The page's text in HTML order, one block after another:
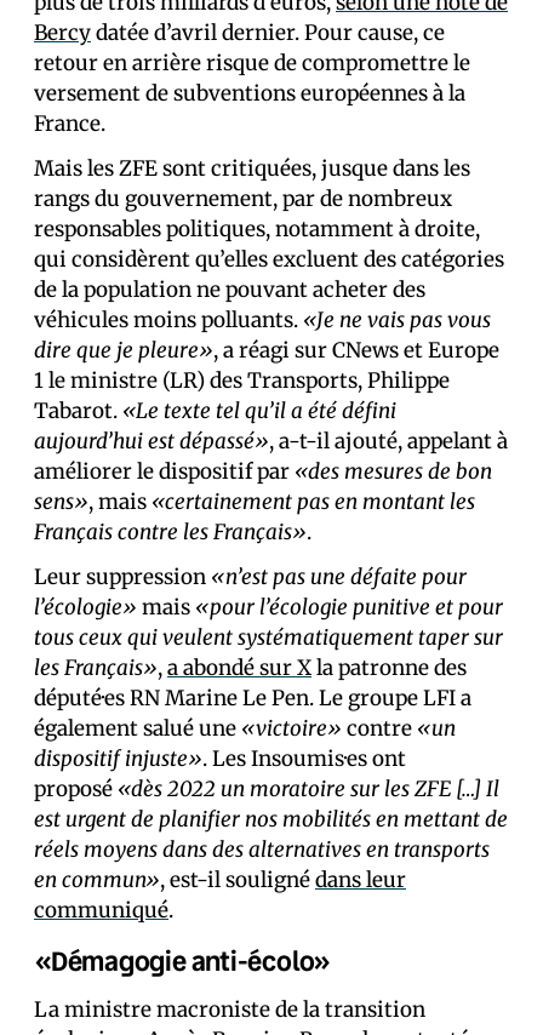
Bercydatée d’avril dernier. Pour cause, ce
retour en arrière risque de compromettre le
versement de subventions européennes à la
France.
Mais les ZFE sont critiquées, jusque dans les
rangs du gouvernement, par de nombreux
responsables politiques, notamment à droite,
qui considèrent qu’elles excluent des catégories
de la population ne pouvant acheter des
véhicules moins polluants. «Je ne vais pas vous
dire que je pleure», a réagi sur CNews et Europe
1 le ministre (LR) des Transports, Philippe
Tabarot. «Le texte tel qu’il a été défini
aujourd’hui est dépassé», a-t-il ajouté, appelant à
améliorer le dispositif par «des mesures de bon
sens», mais «certainement pas en montant les
Français contre les Français».
Leur suppression «n’est pas une défaite pour
l’écologie» mais «pour l’écologie punitive et pour
tous ceux qui veulent systématiquement taper sur
les Français»,a abondé sur Xla patronne des
député·es RN Marine Le Pen. Le groupe LFI a
également salué une «victoire» contre «un
dispositif injuste». Les Insoumis·es ont
proposé «dès 2022 un moratoire sur les ZFE […] Il
est urgent de planifier nos mobilités en mettant de
réels moyens dans des alternatives en transports
en commun», est-il soulignédans leur
communiqué.
«Démagogieanti-écolo»
La ministre macroniste de la transition